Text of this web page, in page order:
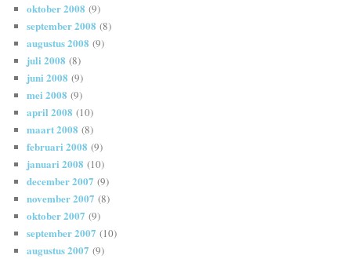
oktober 2008 (9)
september 2008 (8)
augustus 2008 (9)
juli 2008 (8)
juni 2008 (9)
mei 2008 (9)
april 2008 (10)
maart 2008 (8)
februari 2008 (9)
januari 2008 (10)
december 2007 (9)
november 2007 (8)
oktober 2007 (9)
september 2007 (10)
augustus 2007 (9)